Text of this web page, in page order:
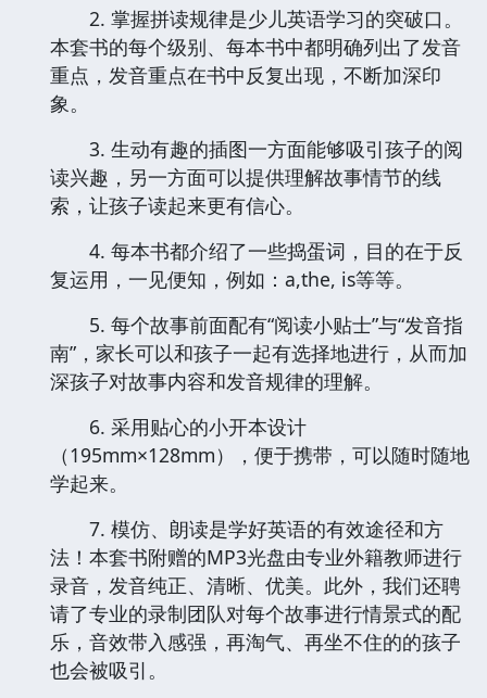
2. 掌握拼读规律是少儿英语学习的突破口。
本套书的每个级别、每本书中都明确列出了发音
重点，发音重点在书中反复出现，不断加深印
象。
3. 生动有趣的插图一方面能够吸引孩子的阅
读兴趣，另一方面可以提供理解故事情节的线
索，让孩子读起来更有信心。
4. 每本书都介绍了一些捣蛋词，目的在于反
复运用，一见便知，例如：a,the, is等等。
5. 每个故事前面配有“阅读小贴士”与“发音指
南”，家长可以和孩子一起有选择地进行，从而加
深孩子对故事内容和发音规律的理解。
6. 采用贴心的小开本设计
（195mm×128mm），便于携带，可以随时随地
学起来。
7. 模仿、朗读是学好英语的有效途径和方
法！本套书附赠的MP3光盘由专业外籍教师进行
录音，发音纯正、清晰、优美。此外，我们还聘
请了专业的录制团队对每个故事进行情景式的配
乐，音效带入感强，再淘气、再坐不住的的孩子
也会被吸引。